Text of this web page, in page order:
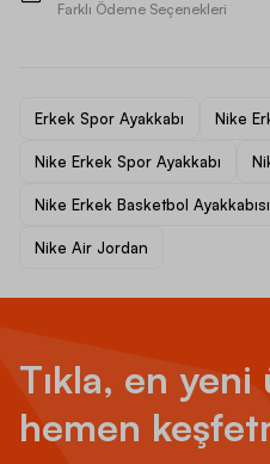
Farklı Ödeme Seçenekleri
Erkek Spor Ayakkabı Nike
Nike Erkek Spor Ayakkabı
Nike Erkek Basketbol Ayakkabısı
Nike Air Jordan
Tıkla, en
hemen